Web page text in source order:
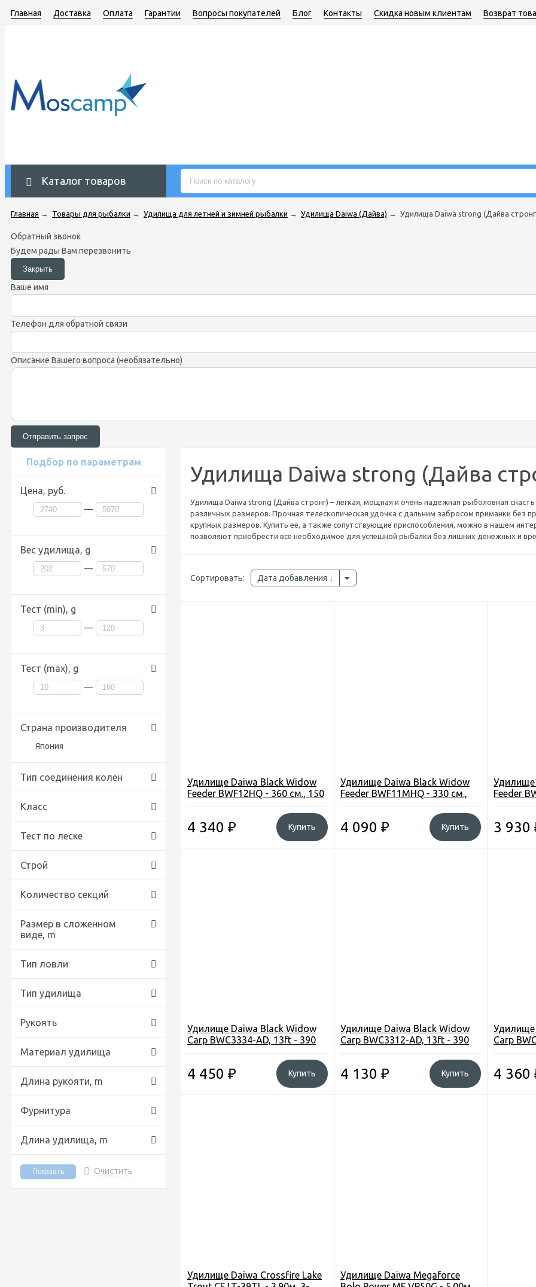
Главная Доставка Оплата Гарантии Вопросы покупателей Блог Контакты Скидка новым клиентам Возврат
Каталог товаров
Главная → Товары для рыбалки → Удилища для летней и зимней рыбалки → Удилищa Daiwa (Дайва) → Удилища Daiwa strong (Дайва
Обратный звонок
Будем рады Вам перезвонить
Ваше имя
Телефон для обратной связи
Описание Вашего вопроса (необязательно)
Подбор по параметрам
Цена, руб.
—
Вес удилища, g
—
Тест (min), g
—
Тест (max), g
—
Страна производителя
Япония
Тип соединения колен
Класс
Тест по леске
Строй
Количество секций
Размер в сложенном
виде, m
Тип ловли
Тип удилища
Рукоять
Материал удилища
Длина рукояти, m
Фурнитура
Длина удилища, m
Очистить
Удилища Daiwa strong (Дайва
Удилища Daiwa strong (Дайва стронг) – легкая, мощная и очень надежная рыболовная
различных размеров. Прочная телескопическая удочка с дальним забросом приманки
крупных размеров. Купить ее, а также сопутствующие приспособления, можно в нашем
позволяют приобрести все необходимое для успешной рыбалки без лишних денежных и
Сортировать: Дата добавления
Удилище Daiwa Black Widow
Feeder BWF12HQ - 360 см., 150
4 340 ₽ Купить
Удилище Daiwa Black Widow
Feeder BWF11MHQ - 330 см.,
4 090 ₽ Купить
Удилище
Feeder
3 930
Удилище Daiwa Black Widow
Carp BWC3334-AD, 13ft - 390
4 450 ₽ Купить
Удилище Daiwa Black Widow
Carp BWC3312-AD, 13ft - 390
4 130 ₽ Купить
Удилище
Carp
4 360
Удилище Daiwa Crossfire Lake
Удилище Daiwa Megaforce